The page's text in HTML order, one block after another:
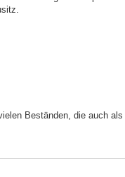
Beständen, die auch